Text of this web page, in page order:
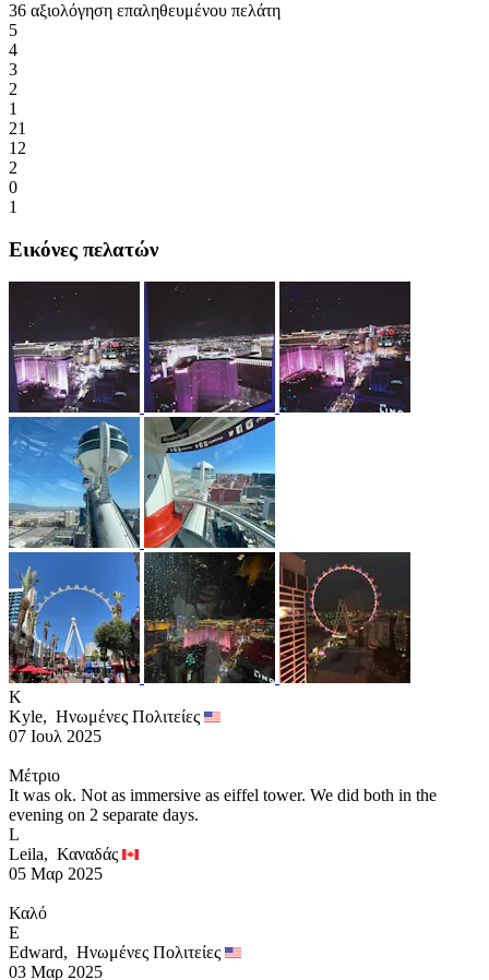
36 αξιολόγηση επαληθευμένου πελάτη
5
4
3
2
1
21
12
2
0
1
Εικόνες πελατών
K
Kyle, Ηνωμένες Πολιτείες
07 Ιουλ 2025
Μέτριο
It was ok. Not as immersive as eiffel tower. We did both in the
evening on 2 separate days.
L
Leila, Καναδάς
05 Μαρ 2025
Καλό
E
Edward, Ηνωμένες Πολιτείες
03 Μαρ 2025